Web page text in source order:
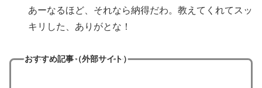
あーなるほど、それなら納得だわ。教えてくれてスッ
キリした、ありがとな！
おすすめ記事（外部サイト）